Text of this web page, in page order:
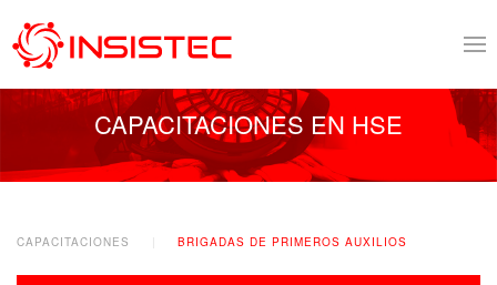
CAPACITACIONES EN HSE
CAPACITACIONES BRIGADAS DE PRIMEROS AUXILIOS